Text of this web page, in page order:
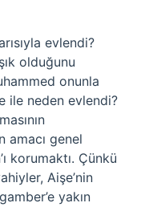
evlendi?
olduğunu
onunla
ile neden evlendi?
amacı genel
korumaktı. Çünkü
Aişe’nin
yakın